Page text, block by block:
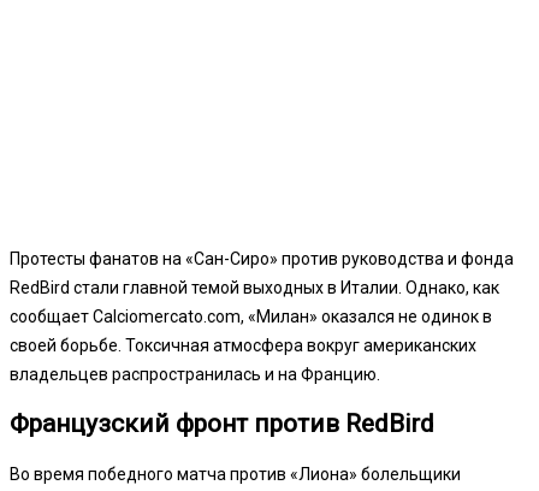
Протесты фанатов на «Сан-Сиро» против руководства и фонда
RedBird стали главной темой выходных в Италии. Однако, как
сообщает Calciomercato.com, «Милан» оказался не одинок в
своей борьбе. Токсичная атмосфера вокруг американских
владельцев распространилась и на Францию.
Французский фронт против RedBird
Во время победного матча против «Лиона» болельщики